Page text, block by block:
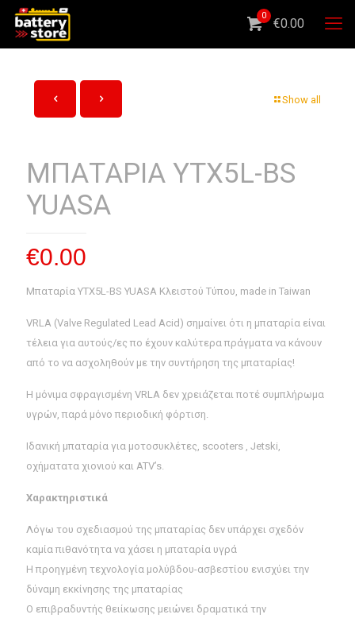
0
€0.00
Show all
ΜΠΑΤΑΡΙΑ YTX5L-BS
YUASA
€0.00
Μπαταρία YTX5L-BS YUASA Κλειστού Τύπου, made in Taiwan
VRLA (Valve Regulated Lead Acid) σημαίνει ότι η μπαταρία είναι
τέλεια για αυτούς/ες πο έχουν καλύτερα πράγματα να κάνουν
από το να ασχοληθούν με την συντήρηση της μπαταρίας!
Η μόνιμα σφραγισμένη VRLA δεν χρειάζεται ποτέ συμπλήρωμα
υγρών, παρά μόνο περιοδική φόρτιση.
Ιδανική μπαταρία για μοτοσυκλέτες, scooters , Jetski,
οχήματατα χιονιού και ATV’s.
Χαρακτηριστικά
Λόγω του σχεδιασμού της μπαταρίας δεν υπάρχει σχεδόν
καμία πιθανότητα να χάσει η μπαταρία υγρά
Η προηγμένη τεχνολογία μολύβδου-ασβεστίου ενισχύει την
δύναμη εκκίνησης της μπαταρίας
Ο επιβραδυντής θειίκωσης μειώνει δραματικά την